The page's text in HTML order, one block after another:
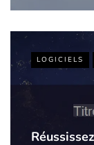
LOGICIELS